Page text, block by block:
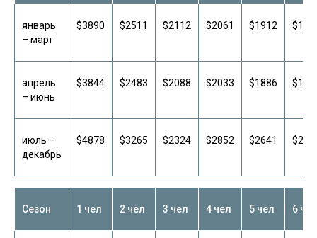
январь
– март
$3890 $2511 $2112 $2061 $1912
апрель
– июнь
$3844 $2483 $2088 $2033 $1886
июль –
декабрь
$4878 $3265 $2324 $2852 $2641
Сезон 1 чел 2 чел 3 чел 4 чел 5 чел 6 чел
Варианты размещения:
по запросу. Конкретный отель
подтверждается после бронирования